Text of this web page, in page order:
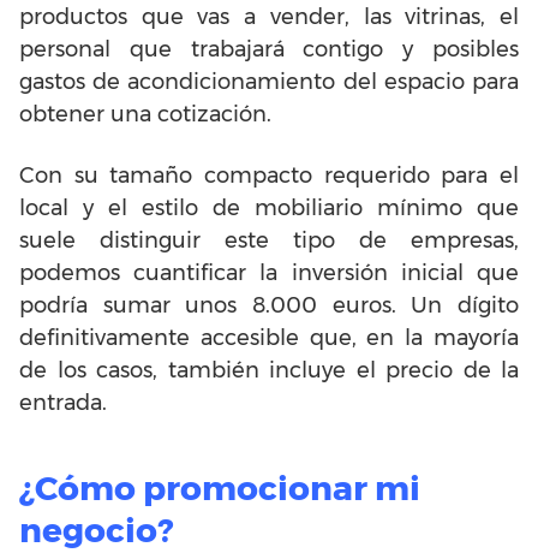
productos que vas a vender, las vitrinas, el
personal que trabajará contigo y posibles
gastos de acondicionamiento del espacio para
obtener una cotización.
Con su tamaño compacto requerido para el
local y el estilo de mobiliario mínimo que
suele distinguir este tipo de empresas,
podemos cuantificar la inversión inicial que
podría sumar unos 8.000 euros. Un dígito
definitivamente accesible que, en la mayoría
de los casos, también incluye el precio de la
entrada.
¿Cómo promocionar mi
negocio?